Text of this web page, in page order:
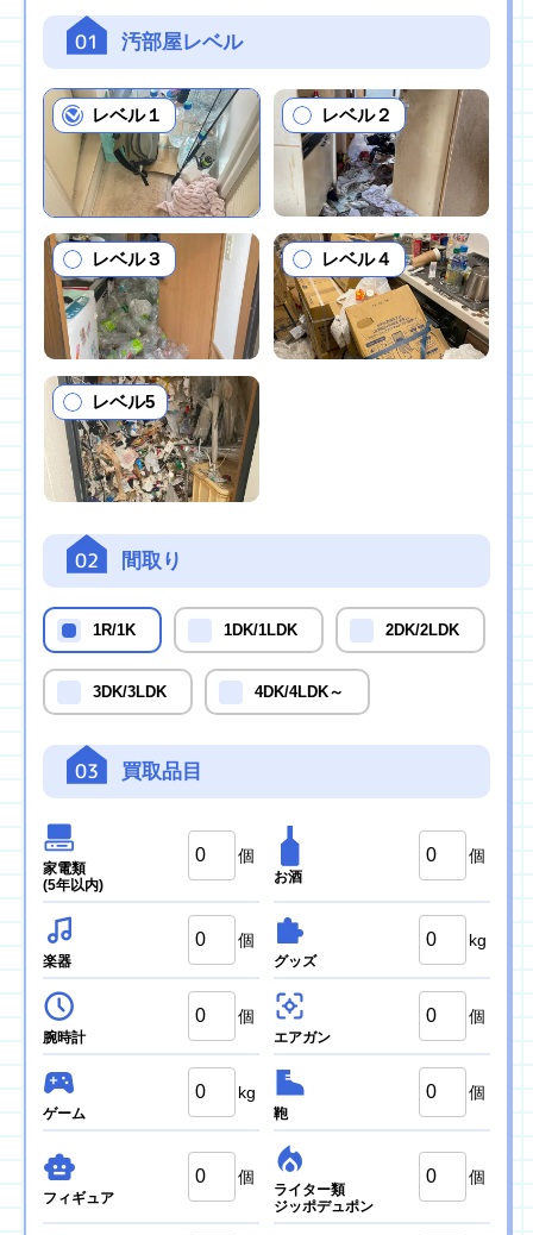
01 汚部屋レベル
レベル１ レベル２
レベル３ レベル４
レベル5
02 間取り
1R/1K 1DK/1LDK 2DK/2LDK
3DK/3LDK 4DK/4LDK～
03 買取品目
家電類
(5年以内)
個
お酒
個
楽器
個
グッズ
kg
腕時計
個
エアガン
個
ゲーム
kg
鞄
個
フィギュア
個
ライター類
ジッポデュポン
個